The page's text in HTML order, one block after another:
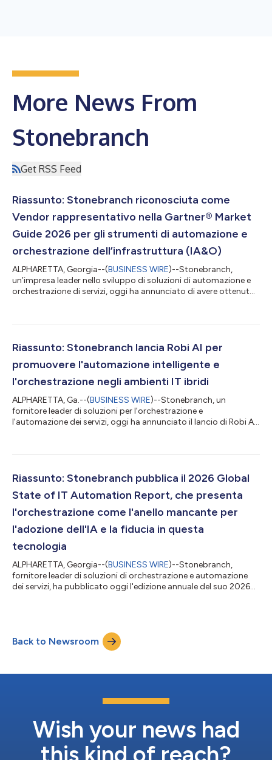
More News From
Stonebranch
Get RSS Feed
Riassunto: Stonebranch riconosciuta come
Vendor rappresentativo nella Gartner® Market
Guide 2026 per gli strumenti di automazione e
orchestrazione dell’infrastruttura (IA&O)
ALPHARETTA, Georgia--(BUSINESS WIRE)--Stonebranch,
un’impresa leader nello sviluppo di soluzioni di automazione e
orchestrazione di servizi, oggi ha annunciato di avere ottenuto
dell’infrastruttura (IA&O). “Stonebranch è onorata di essere
strumenti IA&O”, commenta Giuseppe Damiani, amministratore
Riassunto: Stonebranch lancia Robi AI per
promuovere l'automazione intelligente e
l'orchestrazione negli ambienti IT ibridi
ALPHARETTA, Ga.--(BUSINESS WIRE)--Stonebranch, un
fornitore leader di soluzioni per l'orchestrazione e
l'automazione dei servizi, oggi ha annunciato il lancio di Robi AI,
ampliano l'automazione nel cloud, in sede e in infrastrutture
complessità in termini di gestione dei flussi di lavoro, risoluzione
Riassunto: Stonebranch pubblica il 2026 Global
State of IT Automation Report, che presenta
l'orchestrazione come l'anello mancante per
l'adozione dell'IA e la fiducia in questa
tecnologia
ALPHARETTA, Georgia--(BUSINESS WIRE)--Stonebranch,
fornitore leader di soluzioni di orchestrazione e automazione
dei servizi, ha pubblicato oggi l'edizione annuale del suo 2026
dirigenti in ruoli apicali fino a singoli partecipanti nelle regioni di
America del Nord, EMEA, America Latina e APAC, il report offre
Back to Newsroom
Wish your news had
this kind of reach?